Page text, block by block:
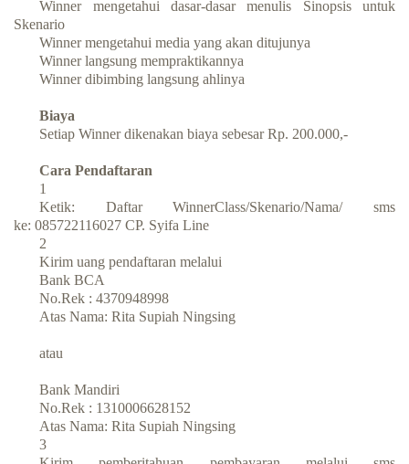
Winner mengetahui dasar-dasar menulis Sinopsis untuk
Skenario
Winner mengetahui media yang akan ditujunya
Winner langsung mempraktikannya
Winner dibimbing langsung ahlinya
Biaya
Setiap Winner dikenakan biaya sebesar Rp. 200.000,-
Cara Pendaftaran
1
Ketik: Daftar WinnerClass/Skenario/Nama/ sms
ke: 085722116027 CP. Syifa Line
2
Kirim uang pendaftaran melalui
Bank BCA
No.Rek : 4370948998
Atas Nama: Rita Supiah Ningsing
atau
Bank Mandiri
No.Rek : 1310006628152
Atas Nama: Rita Supiah Ningsing
3